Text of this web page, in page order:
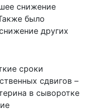
снижение
было
других
сроки
сдвигов –
в сыворотке